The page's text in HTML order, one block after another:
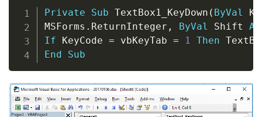
Private Sub TextBox1_KeyDown ( ByVal
MSForms . ReturnInteger , ByVal Shift As
If KeyCode = vbKeyTab = 1 Then
End
Sub
Copy